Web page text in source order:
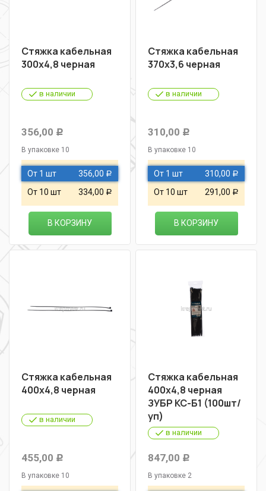
Стяжка кабельная
300х4,8 черная
в наличии
356,00 Р
В упаковке 10
От 1 шт 356,00 Р
От 10 шт 334,00 Р
В КОРЗИНУ
Стяжка кабельная
370х3,6 черная
в наличии
310,00 Р
В упаковке 10
От 1 шт 310,00 Р
От 10 шт 291,00 Р
В КОРЗИНУ
Стяжка кабельная
400х4,8 черная
в наличии
455,00 Р
В упаковке 10
Стяжка кабельная
400х4,8 черная
ЗУБР КС-Б1 (100шт/
уп)
в наличии
847,00 Р
В упаковке 2